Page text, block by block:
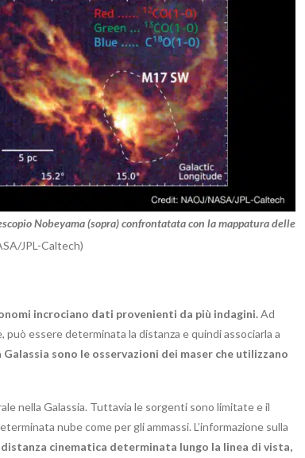
Nobeyama (sopra) confrontatata con la mappatura delle
JPL-Caltech)
incrociano dati provenienti da più indagini.Ad
essere determinata la distanza e quindi associarla a
sono le osservazioni dei maser che utilizzano
nella Galassia. Tuttavia le sorgenti sono limitate e il
nube come per gli ammassi. L’informazione sulla
distanza cinematica determinata lungo la linea di vista,